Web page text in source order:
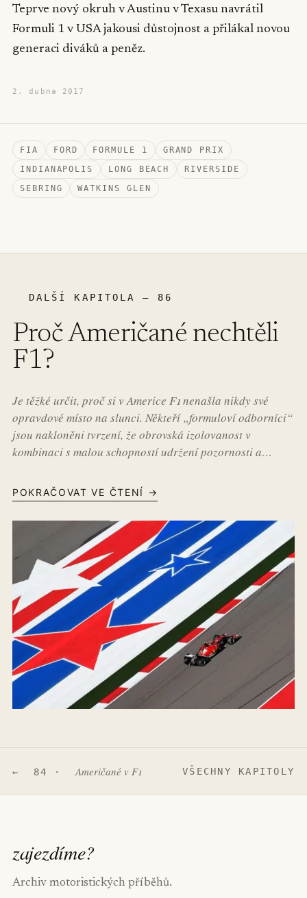
Teprve nový okruh v Austinu v Texasu navrátil
Formuli 1 v USA jakousi důstojnost a přilákal novou
generaci diváků a peněz.
2. dubna 2017
FIA FORD FORMULE 1
GRAND PRIX
INDIANAPOLIS
LONG BEACH
RIVERSIDE
SEBRING
WATKINS GLEN
DALŠÍ KAPITOLA – 86
Proč Američané nechtěli
F1?
Je těžké určit, proč si v Americe F1 nenašla nikdy své
opravdové místo na slunci. Někteří „formuloví odborníci“
jsou nakloněni tvrzení, že obrovská izolovanost v
kombinaci s malou schopností udržení pozornosti a…
POKRAČOVAT VE ČTENÍ →
← 84 ·Američané v F1 VŠECHNY KAPITOLY
zajezdíme?
Archiv motoristických příběhů.